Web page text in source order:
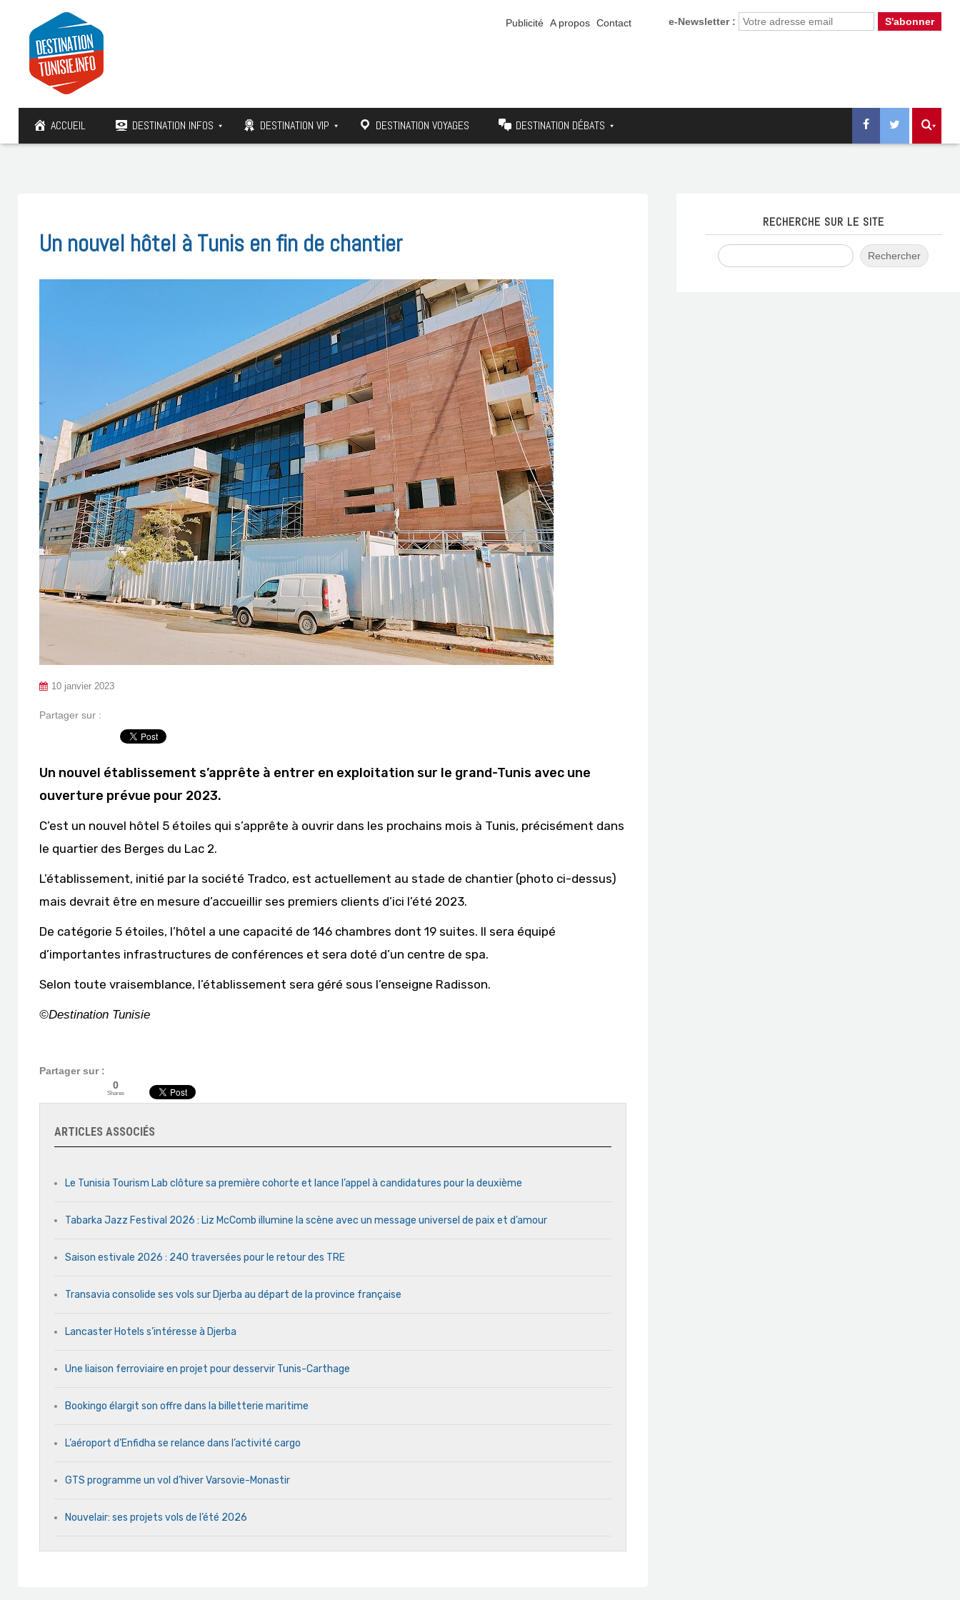
e-Newsletter :
Publicité A propos Contact
ACCUEIL DESTINATION INFOS DESTINATION VIP DESTINATION VOYAGES DESTINATION DÉBATS
Un nouvel hôtel à Tunis en fin de chantier
10 janvier 2023
Partager sur :
Un nouvel établissement s’apprête à entrer en exploitation sur le grand-Tunis avec une
ouverture prévue pour 2023.
C’est un nouvel hôtel 5 étoiles qui s’apprête à ouvrir dans les prochains mois à Tunis, précisément dans
le quartier des Berges du Lac 2.
L’établissement, initié par la société Tradco, est actuellement au stade de chantier (photo ci-dessus)
mais devrait être en mesure d’accueillir ses premiers clients d’ici l’été 2023.
De catégorie 5 étoiles, l’hôtel a une capacité de 146 chambres dont 19 suites. Il sera équipé
d’importantes infrastructures de conférences et sera doté d’un centre de spa.
Selon toute vraisemblance, l’établissement sera géré sous l’enseigne Radisson.
©Destination Tunisie
Partager sur :
0
Shares
ARTICLES ASSOCIÉS
Le Tunisia Tourism Lab clôture sa première cohorte et lance l’appel à candidatures pour la deuxième
Tabarka Jazz Festival 2026 : Liz McComb illumine la scène avec un message universel de paix et d’amour
Saison estivale 2026 : 240 traversées pour le retour des TRE
Transavia consolide ses vols sur Djerba au départ de la province française
Lancaster Hotels s’intéresse à Djerba
Une liaison ferroviaire en projet pour desservir Tunis-Carthage
Bookingo élargit son offre dans la billetterie maritime
L’aéroport d’Enfidha se relance dans l’activité cargo
GTS programme un vol d’hiver Varsovie-Monastir
Nouvelair: ses projets vols de l’été 2026
RECHERCHE SUR LE SITE